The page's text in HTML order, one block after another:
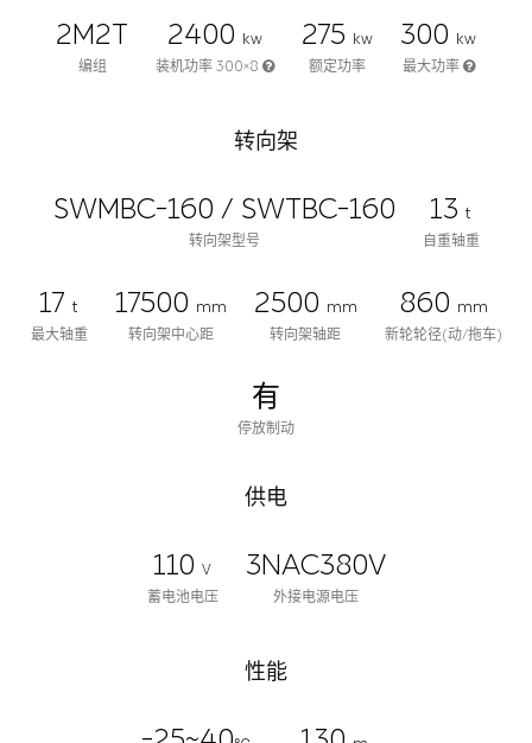
2M2T
编组
2400 kw
装机功率 300×8
275 kw
额定功率
300 kw
最大功率
转向架
SWMBC-160 / SWTBC-160
转向架型号
13 t
自重轴重
17 t
最大轴重
17500 mm
转向架中心距
2500 mm
转向架轴距
860 mm
新轮轮径(动/拖车)
有
停放制动
供电
110 V
蓄电池电压
3NAC380V
外接电源电压
性能